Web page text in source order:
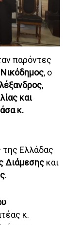
παρόντες
, ο
,
και
κ.
Ελλάδας
Διάμεσης και
.
κ.